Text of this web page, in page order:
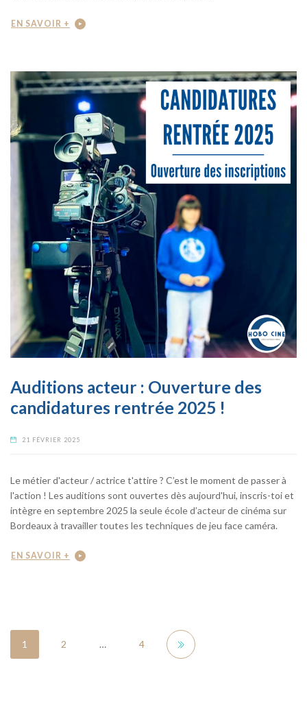
EN SAVOIR +
Auditions acteur : Ouverture des
candidatures rentrée 2025 !
21 FÉVRIER 2025
Le métier d'acteur / actrice t'attire ? C’est le moment de passer à
l'action ! Les auditions sont ouvertes dès aujourd'hui, inscris-toi et
intègre en septembre 2025 la seule école d’acteur de cinéma sur
Bordeaux à travailler toutes les techniques de jeu face caméra.
EN SAVOIR +
1 2 … 4